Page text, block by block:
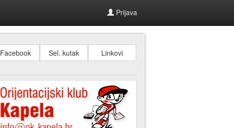
Prijava
Facebook Sel. kutak Linkovi